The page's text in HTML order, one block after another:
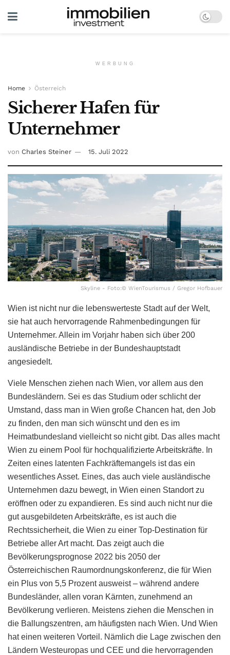
WERBUNG
Home Österreich
Sicherer Hafen für
Unternehmer
von Charles Steiner 15. Juli 2022
Skyline - Foto:© WienTourismus / Gregor Hofbauer
Wien ist nicht nur die lebenswerteste Stadt auf der Welt,
sie hat auch hervorragende Rahmenbedingungen für
Unternehmer. Allein im Vorjahr haben sich über 200
ausländische Betriebe in der Bundeshauptstadt
angesiedelt.
Viele Menschen ziehen nach Wien, vor allem aus den
Bundesländern. Sei es das Studium oder schlicht der
Umstand, dass man in Wien große Chancen hat, den Job
zu finden, den man sich wünscht und den es im
Heimatbundesland vielleicht so nicht gibt. Das alles macht
Wien zu einem Pool für hochqualifizierte Arbeitskräfte. In
Zeiten eines latenten Fachkräftemangels ist das ein
wesentliches Asset. Eines, das auch viele ausländische
Unternehmen dazu bewegt, in Wien einen Standort zu
eröffnen oder zu expandieren. Es sind auch nicht nur die
gut ausgebildeten Arbeitskräfte, es ist auch die
Rechtssicherheit, die Wien zu einer Top-Destination für
Betriebe aller Art macht. Das zeigt auch die
Bevölkerungsprognose 2022 bis 2050 der
Österreichischen Raumordnungskonferenz, die für Wien
ein Plus von 5,5 Prozent ausweist – während andere
Bundesländer, allen voran Kärnten, zunehmend an
Bevölkerung verlieren. Meistens ziehen die Menschen in
die Ballungszentren, am häufigsten nach Wien. Und Wien
hat einen weiteren Vorteil. Nämlich die Lage zwischen den
Ländern Westeuropas und CEE und die hervorragenden